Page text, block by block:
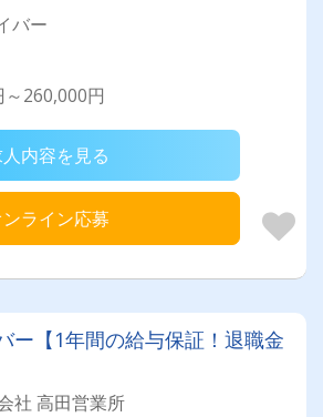
バー
260,000円
内容を見る
ライン応募
ー【1年間の給与保証！退職金
社 高田営業所